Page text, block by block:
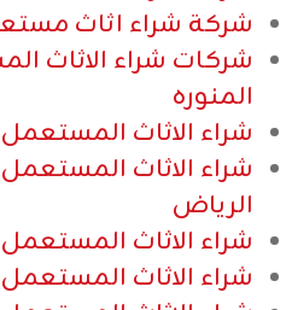
شركة شراء اثاث
شركات شراء الاثاث
المنوره
شراء الاثاث
شراء الاثاث
الرياض
شراء الاثاث
شراء الاثاث